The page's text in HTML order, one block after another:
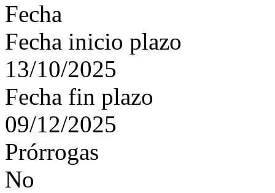
Fecha
Fecha inicio plazo
13/10/2025
Fecha fin plazo
09/12/2025
Prórrogas
No